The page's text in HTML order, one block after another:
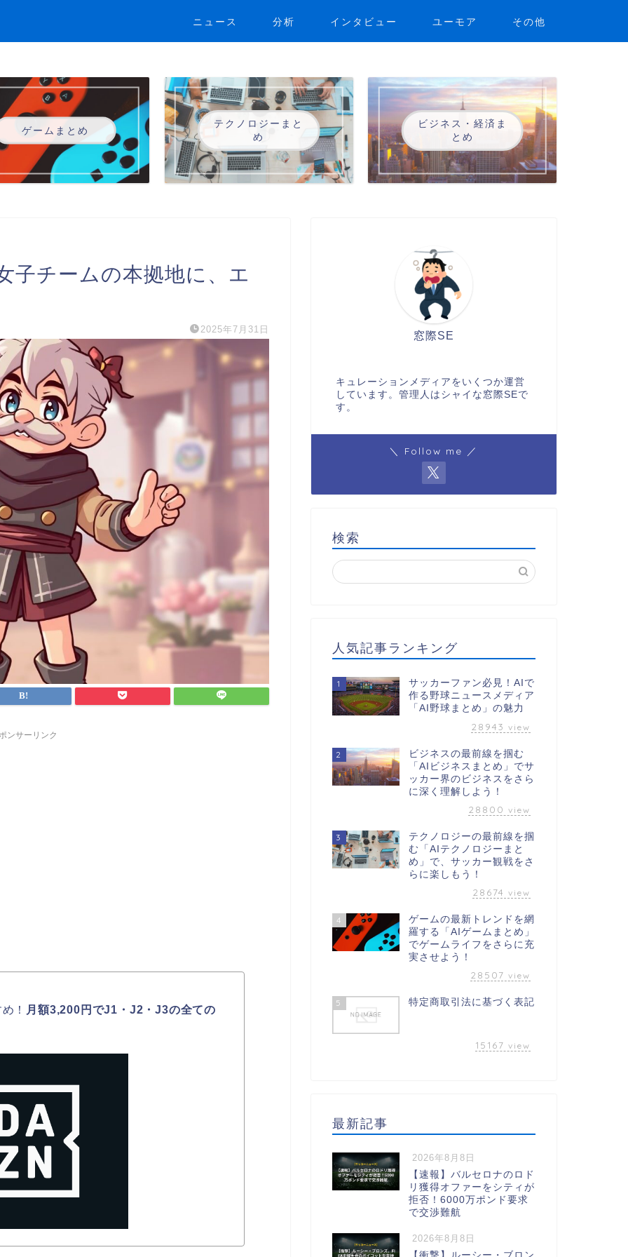
ニュース 分析 インタビュー ユーモア その他
ゲームまとめ
テクノロジーまと
め
ビジネス・経済ま
とめ
子チームの本拠地に、エ
2025年7月31日
ンサーリンク
！ 月額3,200円でJ1・J2・J3の全ての
窓際SE
キュレーションメディアをいくつか運営
しています。管理人はシャイな窓際SEで
す。
＼ Follow me ／
検索
人気記事ランキング
1
サッカーファン必見！AIで
作る野球ニュースメディア
「AI野球まとめ」の魅力
28943 view
2
ビジネスの最前線を掴む
「AIビジネスまとめ」でサ
ッカー界のビジネスをさら
に深く理解しよう！
28800 view
3
テクノロジーの最前線を掴
む「AIテクノロジーまと
め」で、サッカー観戦をさ
らに楽しもう！
28674 view
4
ゲームの最新トレンドを網
羅する「AIゲームまとめ」
でゲームライフをさらに充
実させよう！
28507 view
5 特定商取引法に基づく表記
15167 view
最新記事
2026年8月8日
【速報】バルセロナのロド
リ獲得オファーをシティが
拒否！6000万ポンド要求
で交渉難航
2026年8月8日